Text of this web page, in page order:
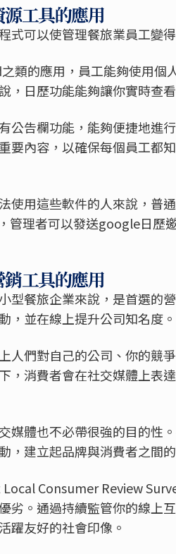
工具的應用
式可以使管理餐旅業員工變
類的應用，員工能夠使用個
，日歷功能能夠讓你實時查
公告欄功能，能夠便捷地
要內容，以確保每個員工都
使用這些軟件的人來說，普
管理者可以發送google日歷
工具的應用
型餐旅企業來說，是首選
，並在線上提升公司知名度。
人們對自己的公司、你的競
，消費者會在社交媒體上表
媒體也不必帶很強的目的
，建立起品牌與消費者之間
Consumer Review
劣。通過持續監管你的線上
躍友好的社會印像。